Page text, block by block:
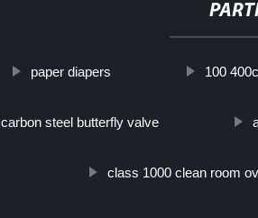
paper diapers 100
carbon steel butterfly valve
class 1000 clean room